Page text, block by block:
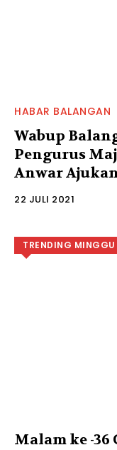
HABAR BALANGAN
Wabup
Pengurus
Anwar
22 JULI 2021
TRENDING
Malam ke -